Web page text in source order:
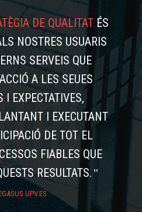
DE QUALITAT ÉS
NOSTRES USUARIS
SERVEIS QUE
A LES SEUES
I EXPECTATIVES,
I EXECUTANT
DE TOT EL
FIABLES QUE
RESULTATS.